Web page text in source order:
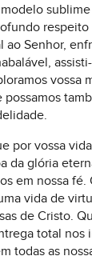
ao Senhor,
vossa
possamos
por vossa
da glória
em nossa fé.
vida de
de Cristo.
total nos
todas as